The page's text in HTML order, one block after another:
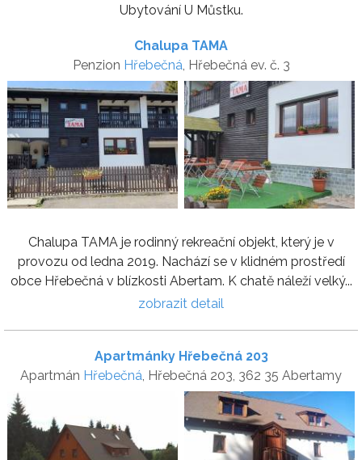
Ubytování U Můstku.
Chalupa TAMA
Penzion Hřebečná , Hřebečná ev. č. 3
Chalupa TAMA je rodinný rekreační objekt, který je v
provozu od ledna 2019. Nachází se v klidném prostředí
obce Hřebečná v blízkosti Abertam. K chatě náleží velký...
zobrazit detail
Apartmánky Hřebečná 203
Apartmán Hřebečná , Hřebečná 203, 362 35 Abertamy